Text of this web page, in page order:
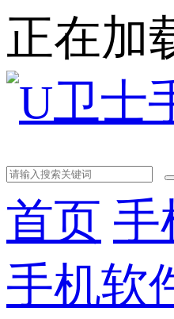
正在加
首页 手
手机软